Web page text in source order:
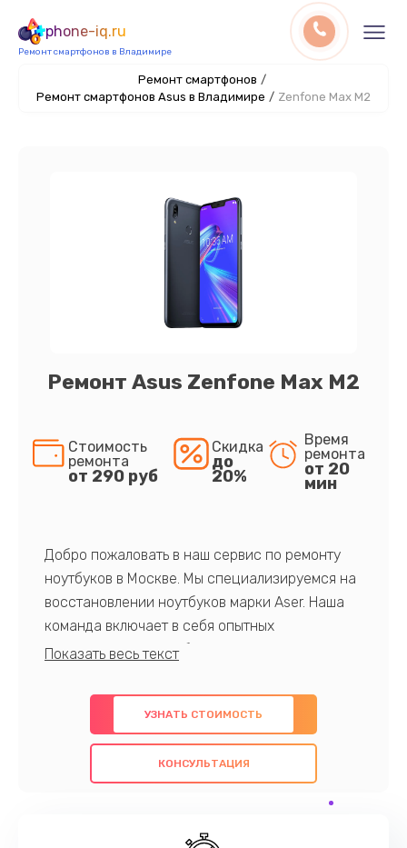
phone-iq.ru
Ремонт смартфонов в Владимире
Ремонт смартфонов /
Ремонт смартфонов Asus в Владимире / Zenfone Max M2
Ремонт Asus Zenfone Max M2
Стоимость
ремонта
от 290 руб
Скидка
до
20%
Время
ремонта
от 20
мин
Добро пожаловать в наш сервис по ремонту
ноутбуков в Москве. Мы специализируемся на
восстановлении ноутбуков марки Aser. Наша
команда включает в себя опытных
профессионалов с обширными знаниями и
предлагаем быстрый и качественный ремонт с
использованием оригинальных компонентов, а
также гарантируем качество всех
проведенных работ. Наша цель - предоставить
наилучшим образом. Не медлите записаться на
УЗНАТЬ СТОИМОСТЬ
КОНСУЛЬТАЦИЯ